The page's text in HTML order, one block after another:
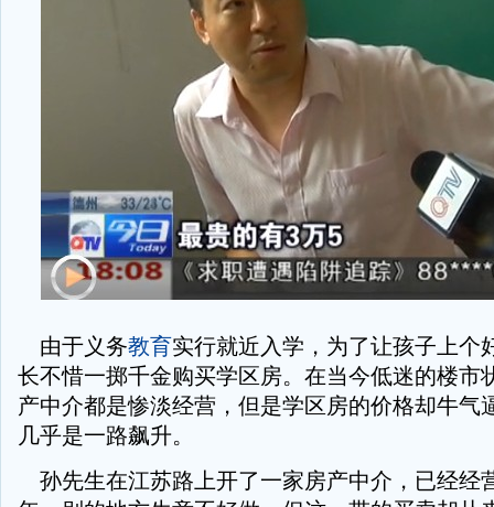
由于义务教育实行就近入学，为了让孩子上个
长不惜一掷千金购买学区房。在当今低迷的楼市
产中介都是惨淡经营，但是学区房的价格却牛气
几乎是一路飙升。
孙先生在江苏路上开了一家房产中介，已经经